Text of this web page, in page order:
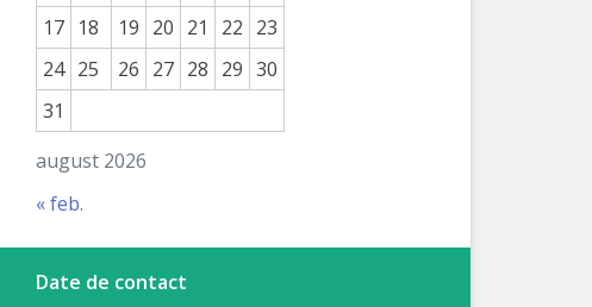
august 2026
17 18 19 20 21 22 23
24 25 26 27 28 29 30
31
« feb.
Date de contact